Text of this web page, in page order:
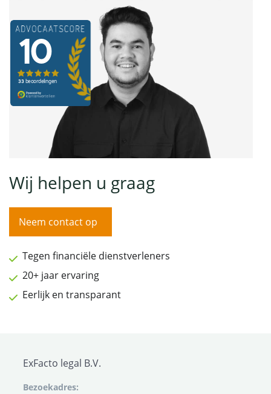
Wij helpen u graag
Neem contact op
Tegen financiële dienstverleners
20+ jaar ervaring
Eerlijk en transparant
ExFacto legal B.V.
Bezoekadres: